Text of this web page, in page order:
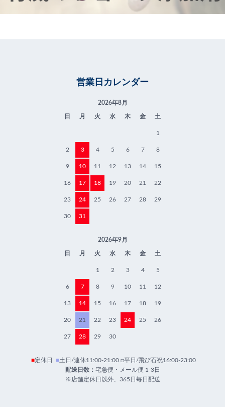
営業日カレンダー
2026年8月
日 月 火 水 木 金 土
1
2 3 4 5 6 7 8
9 10 11 12 13 14 15
16 17 18 19 20 21 22
23 24 25 26 27 28 29
30 31
2026年9月
日 月 火 水 木 金 土
1 2 3 4 5
6 7 8 9 10 11 12
13 14 15 16 17 18 19
20 21 22 23 24 25 26
27 28 29 30
■定休日 ■土日/連休11:00-21:00 □平日/飛び石祝16:00-23:00
配送日数： 宅急便・メール便 1-3日
※店舗定休日以外、365日毎日配送